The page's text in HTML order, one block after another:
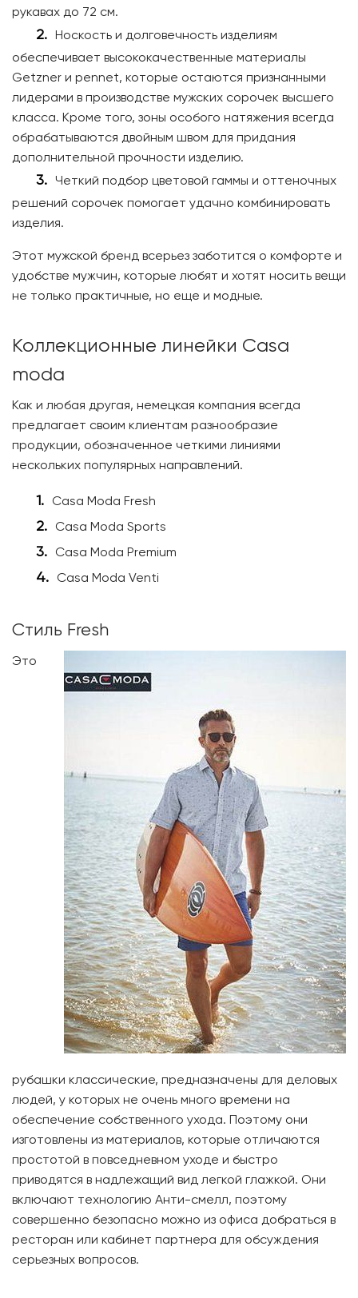
рукавах до 72 см.
Носкость и долговечность изделиям
обеспечивает высококачественные материалы
Getzner и pennet, которые остаются признанными
лидерами в производстве мужских сорочек высшего
класса. Кроме того, зоны особого натяжения всегда
обрабатываются двойным швом для придания
дополнительной прочности изделию.
Четкий подбор цветовой гаммы и оттеночных
решений сорочек помогает удачно комбинировать
изделия.
Этот мужской бренд всерьез заботится о комфорте и
удобстве мужчин, которые любят и хотят носить вещи
не только практичные, но еще и модные.
Коллекционные линейки Casa
moda
Как и любая другая, немецкая компания всегда
предлагает своим клиентам разнообразие
продукции, обозначенное четкими линиями
нескольких популярных направлений.
Casa Moda Fresh
Casa Moda Sports
Casa Moda Premium
Casa Moda Venti
Стиль Fresh
Это
рубашки классические, предназначены для деловых
людей, у которых не очень много времени на
обеспечение собственного ухода. Поэтому они
изготовлены из материалов, которые отличаются
простотой в повседневном уходе и быстро
приводятся в надлежащий вид легкой глажкой. Они
включают технологию Анти-смелл, поэтому
совершенно безопасно можно из офиса добраться в
ресторан или кабинет партнера для обсуждения
серьезных вопросов.